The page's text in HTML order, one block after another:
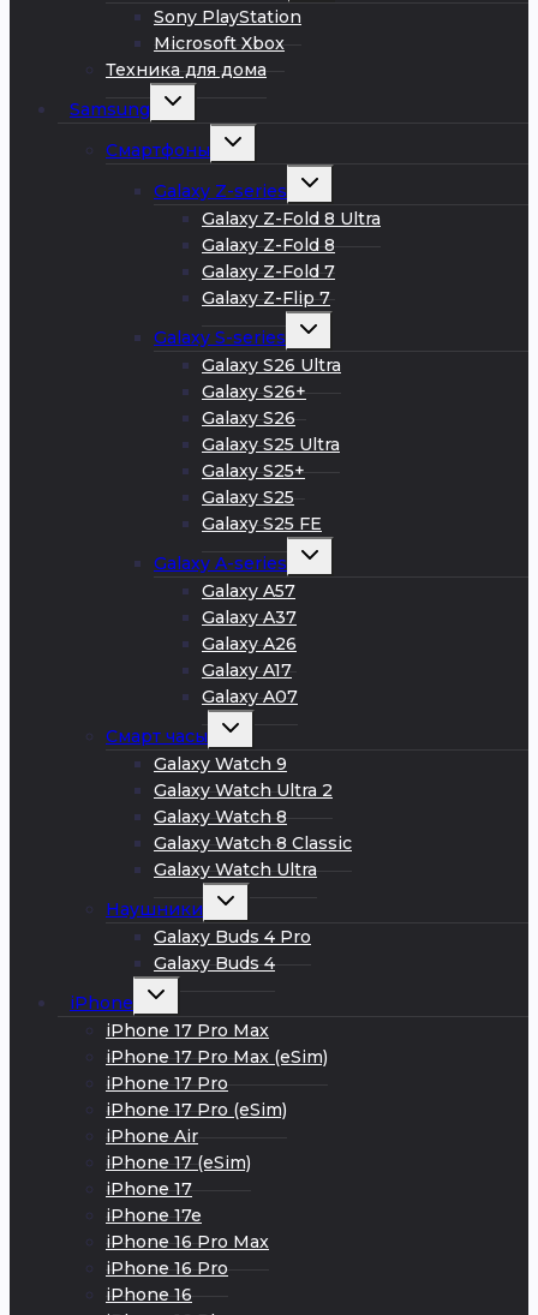
меню
Sony PlayStation
Microsoft Xbox
Техника для дома
Samsung
Развернуть
Смартфоны
Развернуть
Galaxy Z-series
Развернуть
меню
Galaxy Z-Fold 8 Ultra
Galaxy Z-Fold 8
Galaxy Z-Fold 7
Galaxy Z-Flip 7
Galaxy S-series
Развернуть
меню
Galaxy S26 Ultra
Galaxy S26+
Galaxy S26
Galaxy S25 Ultra
Galaxy S25+
Galaxy S25
Galaxy S25 FE
Galaxy A-series
Развернуть
меню
Galaxy A57
Galaxy A37
Galaxy A26
Galaxy A17
Galaxy A07
Смарт часы
Развернуть
меню
Galaxy Watch 9
Galaxy Watch Ultra 2
Galaxy Watch 8
Galaxy Watch 8 Classic
Galaxy Watch Ultra
Наушники
Развернуть
меню
Galaxy Buds 4 Pro
Galaxy Buds 4
iPhone
Развернуть
меню
iPhone 17 Pro Max
iPhone 17 Pro Max (eSim)
iPhone 17 Pro
iPhone 17 Pro (eSim)
iPhone Air
iPhone 17 (eSim)
iPhone 17
iPhone 17e
iPhone 16 Pro Max
iPhone 16 Pro
iPhone 16